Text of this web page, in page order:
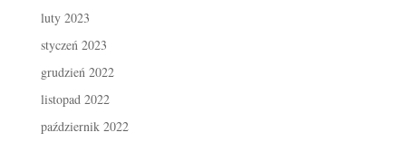
luty 2023
styczeń 2023
grudzień 2022
listopad 2022
październik 2022